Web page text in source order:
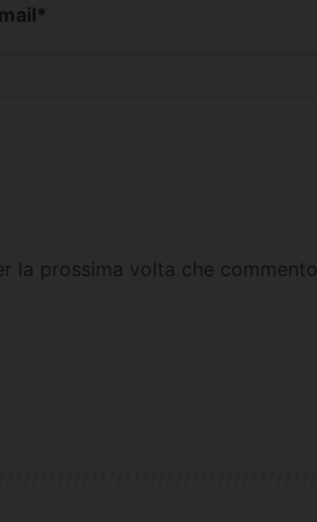
*
la prossima volta che commento.